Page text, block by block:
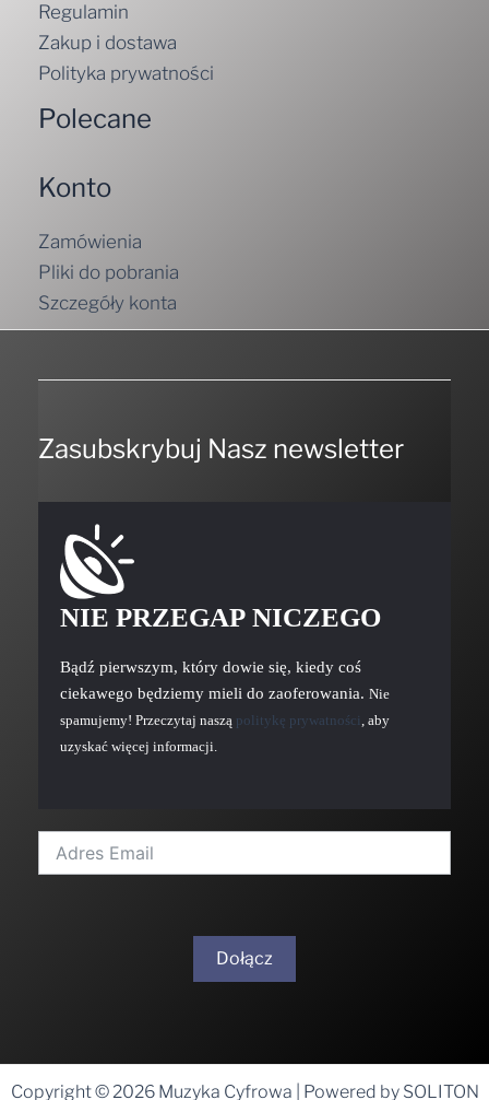
Regulamin
Zakup i dostawa
Polityka prywatności
Polecane
Konto
Zamówienia
Pliki do pobrania
Szczegóły konta
Zasubskrybuj Nasz newsletter
NIE PRZEGAP NICZEGO
Bądź pierwszym, który dowie się, kiedy coś
ciekawego będziemy mieli do zaoferowania. Nie
spamujemy! Przeczytaj naszą politykę prywatności, aby
uzyskać więcej informacji.
Dołącz
Copyright © 2026 Muzyka Cyfrowa | Powered by SOLITON